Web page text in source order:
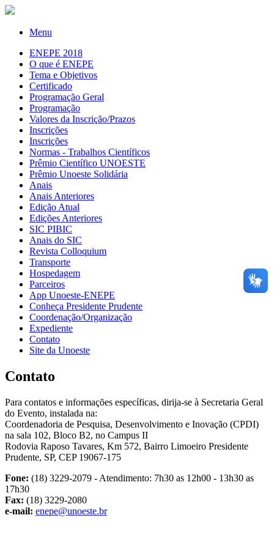
Menu
ENEPE 2018
O que é ENEPE
Tema e Objetivos
Certificado
Programação Geral
Programação
Valores da Inscrição/Prazos
Inscrições
Inscrições
Normas - Trabalhos Científicos
Prêmio Científico UNOESTE
Prêmio Unoeste Solidária
Anais
Anais Anteriores
Edição Atual
Edições Anteriores
SIC PIBIC
Anais do SIC
Revista Colloquium
Transporte
Hospedagem
Parceiros
App Unoeste-ENEPE
Conheça Presidente Prudente
Coordenação/Organização
Expediente
Contato
Site da Unoeste
Contato
Para contatos e informações específicas, dirija-se à Secretaria Geral
do Evento, instalada na:
Coordenadoria de Pesquisa, Desenvolvimento e Inovação (CPDI)
na sala 102, Bloco B2, no Campus II
Rodovia Raposo Tavares, Km 572, Bairro Limoeiro Presidente
Prudente, SP, CEP 19067-175
Fone: (18) 3229-2079 - Atendimento: 7h30 as 12h00 - 13h30 as
17h30
Fax: (18) 3229-2080
e-mail: enepe@unoeste.br